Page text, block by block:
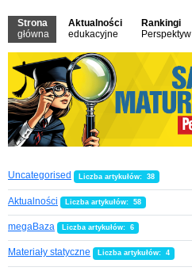
Strona
główna
Aktualności
edukacyjne
Rankingi
Perspektyw
Uncategorised Liczba artykułów: 38
Aktualności Liczba artykułów: 58
megaBaza Liczba artykułów: 6
Materiały statyczne Liczba artykułów: 4